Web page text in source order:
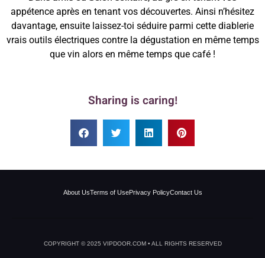
appétence après en tenant vos découvertes. Ainsi n’hésitez
davantage, ensuite laissez-toi séduire parmi cette diablerie
vrais outils électriques contre la dégustation en même temps
que vin alors en même temps que café !
Sharing is caring!
About UsTerms of UsePrivacy PolicyContact Us
COPYRIGHT © 2025 VIPDOOR.COM • ALL RIGHTS RESERVED